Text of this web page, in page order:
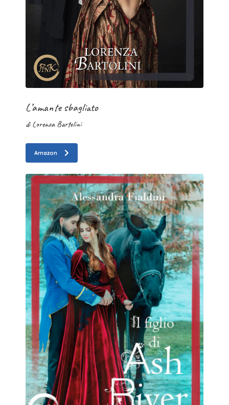
L’amante sbagliato
di Lorenza Bartolini
Amazon